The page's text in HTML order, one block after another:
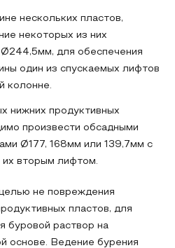
нескольких пластов,
некоторых из них
для обеспечения
один из спускаемых лифтов
колонне.
нижних продуктивных
произвести обсадными
Ø177, 168мм или 139,7мм с
их вторым лифтом.
не повреждения
пластов, для
буровой раствор на
основе. Ведение бурения